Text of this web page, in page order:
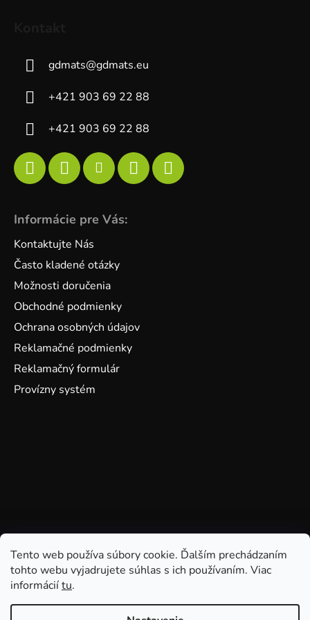
Tento web používa súbory cookie. Ďalším prechádzaním
tohto webu vyjadrujete súhlas s ich používaním. Viac
informáciítu.
gdmats@gdmats.eu
+421 903 69 22 88
+421 903 69 22 88
Informácie pre Vás:
Kontaktujte Nás
Často kladené otázky
Možnosti doručenia
Obchodné podmienky
Ochrana osobných údajov
Reklamačné podmienky
Reklamačný formulár
Provízny systém